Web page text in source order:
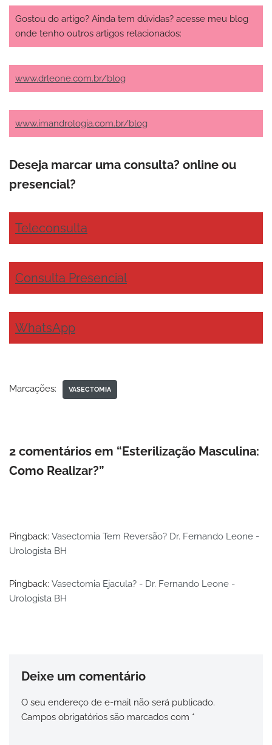
Gostou do artigo? Ainda tem dúvidas? acesse meu blog
onde tenho outros artigos relacionados:
www.drleone.com.br/blog
www.imandrologia.com.br/blog
Deseja marcar uma consulta? online ou
presencial?
Teleconsulta
Consulta Presencial
WhatsApp
Marcações: VASECTOMIA
2 comentários em “Esterilização Masculina:
Como Realizar?”
Pingback: Vasectomia Tem Reversão? Dr. Fernando Leone -
Urologista BH
Pingback: Vasectomia Ejacula? - Dr. Fernando Leone -
Urologista BH
Deixe um comentário
O seu endereço de e-mail não será publicado.
Campos obrigatórios são marcados com *